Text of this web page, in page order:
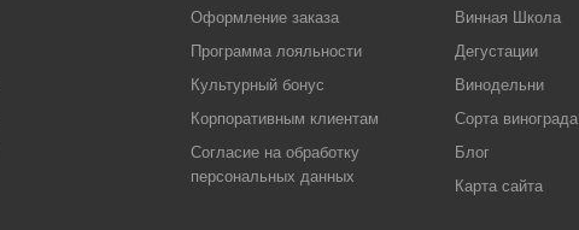
Оформление заказа
Программа лояльности
Культурный бонус
Корпоративным клиентам
Согласие на обработку
персональных данных
Винная Школа
Дегустации
Винодельни
Сорта винограда
Блог
Карта сайта